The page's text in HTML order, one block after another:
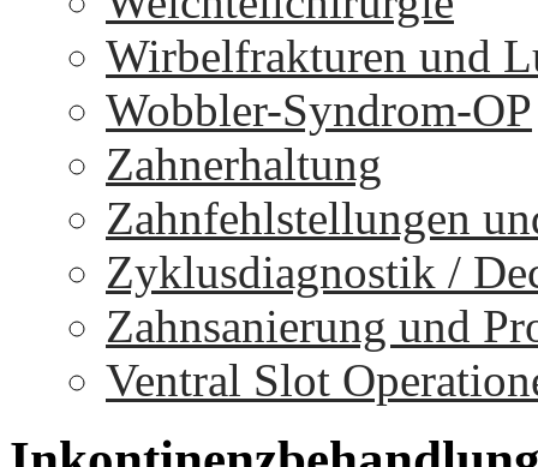
Wirbelfrakturen und
Wobbler-Syndrom-OP
Zahnerhaltung
Zahnfehlstellungen
Zyklusdiagnostik /
Zahnsanierung und
Ventral Slot